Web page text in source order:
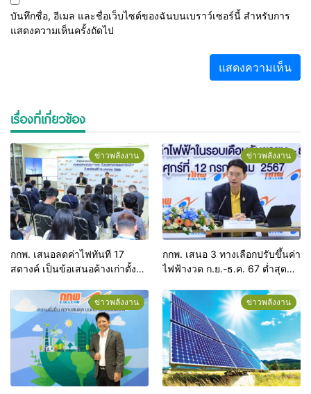
บันทึกชื่อ, อีเมล และชื่อเว็บไซต์ของฉันบนเบราว์เซอร์นี้ สำหรับการ
แสดงความเห็นครั้งถัดไป
เรื่องที่เกี่ยวข้อง
ข่าวพลังงาน
กกพ. เสนอลดค่าไฟทันที 17
สตางค์ เป็นข้อเสนอค้างเก่าตั้งแต่
รัฐออกทั้งหมด ยึดหลักสะท้อน
ต้นทุนที่แท้จริงคืนความเป็นธรรม
ให้กับประชาชน จ่ายค่าไฟต่ำกว่า
หน่วยละ 4 บาท
ข่าวพลังงาน
กกพ. เสนอ 3 ทางเลือกปรับขึ้นค่า
ไฟฟ้างวด ก.ย.-ธ.ค. 67 ต่ำสุดคือ
หน่วย พร้อมเปิดรับฟังความเห็น
ประชาชน วันที่ 12 – 26
กรกฎาคม 2567
ข่าวพลังงาน ข่าวพลังงาน